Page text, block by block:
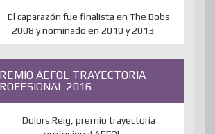
AEFOL TRAYECTORIA
2016